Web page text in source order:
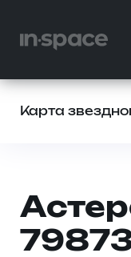
Карта